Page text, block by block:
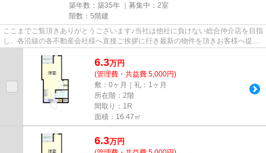
築年数：築35年 ｜募集中： 2室
階数：5階建
ここまでご覧頂きありがとうございます♪当社は他社に負けない総合仲介店を目指
し、各沿線の各不動産会社様へ直接ご挨拶に行き最新の物件を頂きお客様へ提供
しております！最新の情報は...
6.3万円
(管理費・共益費 5,000円)
敷：0ヶ月｜礼：1ヶ月
所在階：2階
間取り：1R
面積：16.47㎡
6.3万円